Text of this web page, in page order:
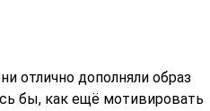
отлично дополняли образ
бы, как ещё мотивировать